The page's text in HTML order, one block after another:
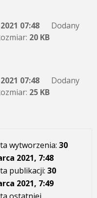
07:48
Dodany
20 KB
07:48
Dodany
25 KB
wytworzenia: 30
2021, 7:48
publikacji: 30
2021, 7:49